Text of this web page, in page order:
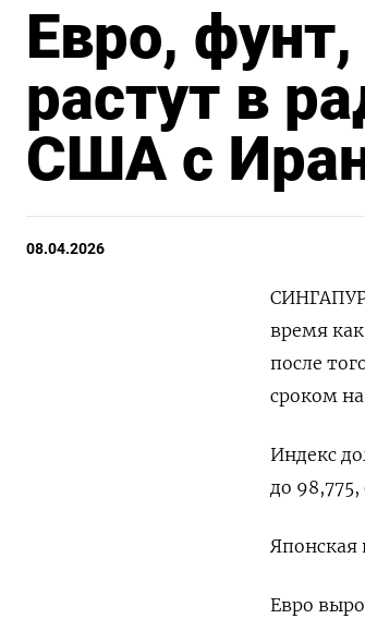
Евро,
растут в
США с
08.04.2026
время
после
сроком
Индекс
до
Японская
Евро